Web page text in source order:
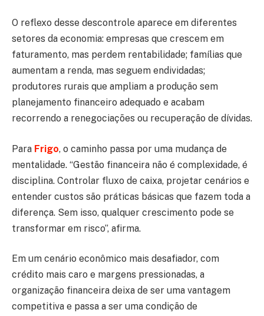
O reflexo desse descontrole aparece em diferentes
setores da economia: empresas que crescem em
faturamento, mas perdem rentabilidade; famílias que
aumentam a renda, mas seguem endividadas;
produtores rurais que ampliam a produção sem
planejamento financeiro adequado e acabam
recorrendo a renegociações ou recuperação de dívidas.
Para Frigo, o caminho passa por uma mudança de
mentalidade. “Gestão financeira não é complexidade, é
disciplina. Controlar fluxo de caixa, projetar cenários e
entender custos são práticas básicas que fazem toda a
diferença. Sem isso, qualquer crescimento pode se
transformar em risco”, afirma.
Em um cenário econômico mais desafiador, com
crédito mais caro e margens pressionadas, a
organização financeira deixa de ser uma vantagem
competitiva e passa a ser uma condição de